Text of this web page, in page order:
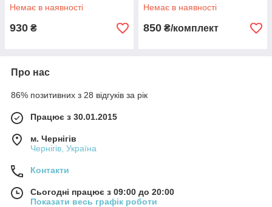
Немає в наявності
930 ₴
Немає в наявності
850 ₴/комплект
Про нас
86% позитивних з 28 відгуків за рік
Працює з 30.01.2015
м. Чернігів
Чернігів, Україна
Контакти
Сьогодні працює з 09:00 до 20:00
Показати весь графік роботи